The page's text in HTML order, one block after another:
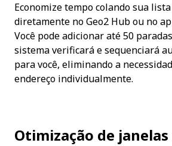
Economize tempo colando sua
diretamente no Geo2 Hub ou no
Você pode adicionar até 50
sistema verificará e sequenciará
para você, eliminando a
endereço individualmente.
Otimização de